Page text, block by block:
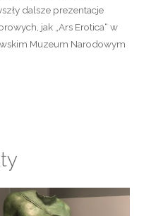
dalsze prezentacje
jak „Ars Erotica“ w
Muzeum Narodowym